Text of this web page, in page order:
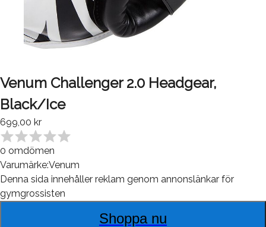
Venum Challenger 2.0 Headgear,
Black/Ice
699,00 kr
0 omdömen
Varumärke:Venum
Denna sida innehåller reklam genom annonslänkar för
gymgrossisten
Shoppa nu